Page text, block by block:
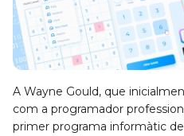
A Wayne Gould, que
com a programador
primer programa informàtic